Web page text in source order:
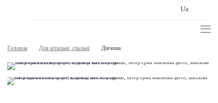
Ua
Головна Для вітальні, спальні Дівчина